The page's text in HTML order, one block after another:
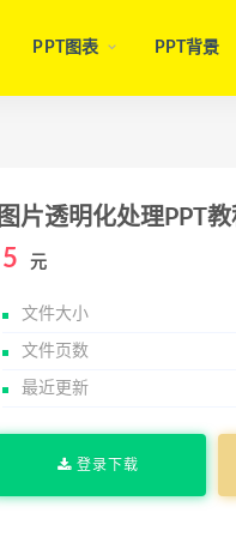
PPT图表 PPT背景
图片透明化处理PPT教
5 元
文件大小
文件页数
最近更新
登录下载